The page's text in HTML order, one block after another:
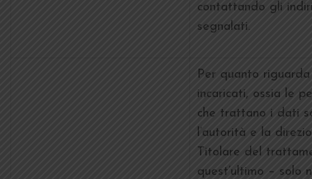
contattando gli
segnalati.
Per quanto
incaricati, ossia le
che trattano i dati
l’autorità e la
Titolare del
quest’ultimo – solo